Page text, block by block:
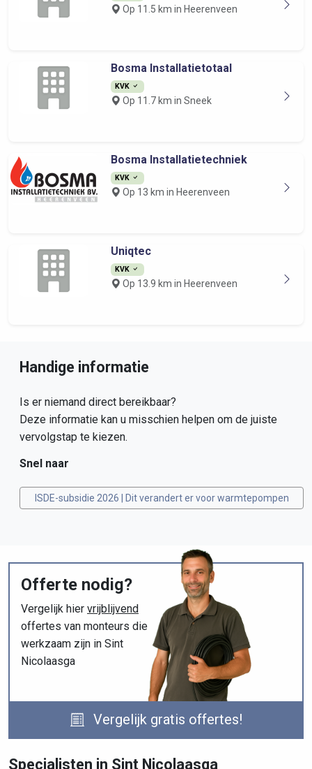
Op 11.5 km in Heerenveen
Bosma Installatietotaal
KVK
Op 11.7 km in Sneek
Bosma Installatietechniek
KVK
Op 13 km in Heerenveen
Uniqtec
KVK
Op 13.9 km in Heerenveen
Handige informatie
Is er niemand direct bereikbaar?
Deze informatie kan u misschien helpen om de juiste
vervolgstap te kiezen.
Snel naar
ISDE-subsidie 2026 | Dit verandert er voor warmtepompen
Offerte nodig?
Vergelijk hier vrijblijvend
offertes van monteurs die
werkzaam zijn in Sint
Nicolaasga
Vergelijk gratis offertes!
Specialisten in Sint Nicolaasga